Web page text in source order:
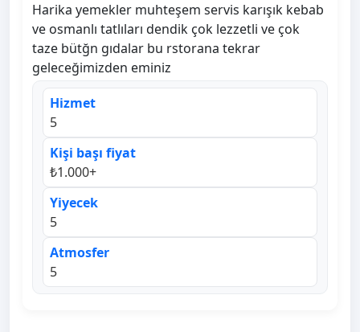
Harika yemekler muhteşem servis karışık kebab
ve osmanlı tatlıları dendik çok lezzetli ve çok
taze bütğn gıdalar bu rstorana tekrar
geleceğimizden eminiz
Hizmet
5
Kişi başı fiyat
₺1.000+
Yiyecek
5
Atmosfer
5